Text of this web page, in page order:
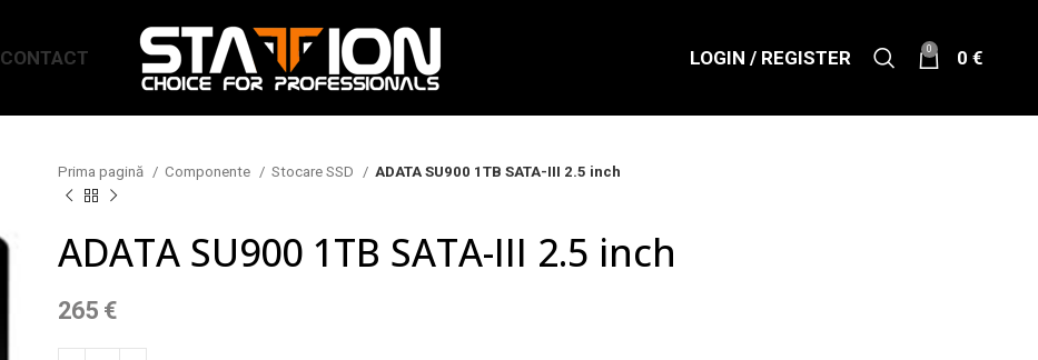
CONTACT LOGIN / REGISTER 0 0€
Prima pagină Componente Stocare SSD ADATA SU900 1TB SATA-III 2.5 inch
ADATA SU900 1TB SATA-III 2.5 inch
265 €